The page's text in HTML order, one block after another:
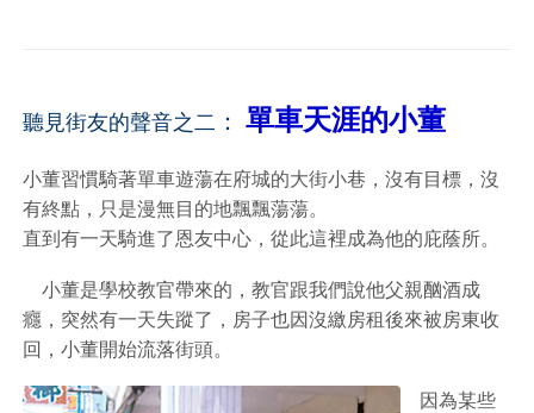
聽見街友的聲音之二 ： 單車天涯的小董
小董習慣騎著單車遊蕩在府城的大街小巷，沒有目標，沒
有終點，只是漫無目的地飄飄蕩蕩。
直到有一天騎進了恩友中心，從此這裡成為他的庇蔭所。
小董是學校教官帶來的，教官跟我們說他父親酗酒成
癮，突然有一天失蹤了，房子也因沒繳房租後來被房東收
回，小董開始流落街頭。
因為某些